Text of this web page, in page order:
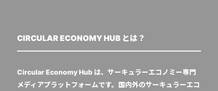
CIRCULAR ECONOMY HUB とは？
Circular Economy Hub は、サーキュラーエコノミー専門
メディアプラットフォームです。国内外のサーキュラーエコ